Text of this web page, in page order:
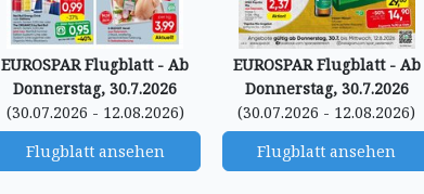
EUROSPAR Flugblatt - Ab
Donnerstag, 30.7.2026
(30.07.2026 - 12.08.2026)
Flugblatt ansehen
EUROSPAR Flugblatt - Ab
Donnerstag, 30.7.2026
(30.07.2026 - 12.08.2026)
Flugblatt ansehen